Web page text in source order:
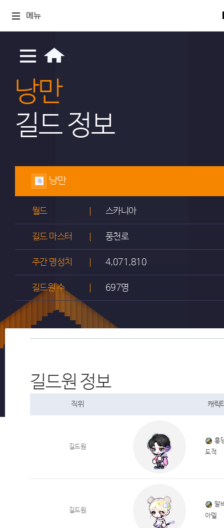
메뉴
낭만
길드 정보
낭만
월드 스카니아
길드 마스터 풍천로
주간 명성치 4,071,810
길드원 수 697명
길드원 정보
직위 캐릭
길드원
홍
도적
길드원
알
아델